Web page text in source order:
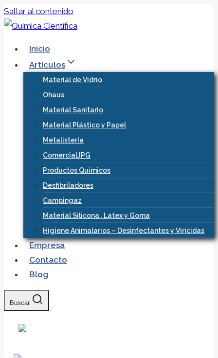
Saltar al contenido
Inicio
Artículos
Material de Vidrio
Ohaus
Material Sanitario
Material Plástico y Papel
Metalistería
ComercialJPG
Productos Químicos
Desfibriladores
Campingaz
Material Silicona , Latex y Goma
Higiene Animalarios – Desinfectantes y Viricidas
Empresa
Contacto
Blog
Buscar